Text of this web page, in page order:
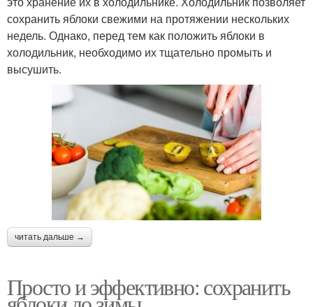
сохранить яблоки свежими на протяжении нескольких
недель. Однако, перед тем как положить яблоки в
холодильник, необходимо их тщательно промыть и
высушить.
читать дальше →
Просто и эффективно: сохранить